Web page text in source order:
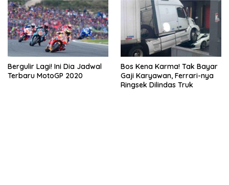
Bergulir Lagi! Ini Dia Jadwal
Terbaru MotoGP 2020
Bos Kena Karma! Tak Bayar
Gaji Karyawan, Ferrari-nya
Ringsek Dilindas Truk